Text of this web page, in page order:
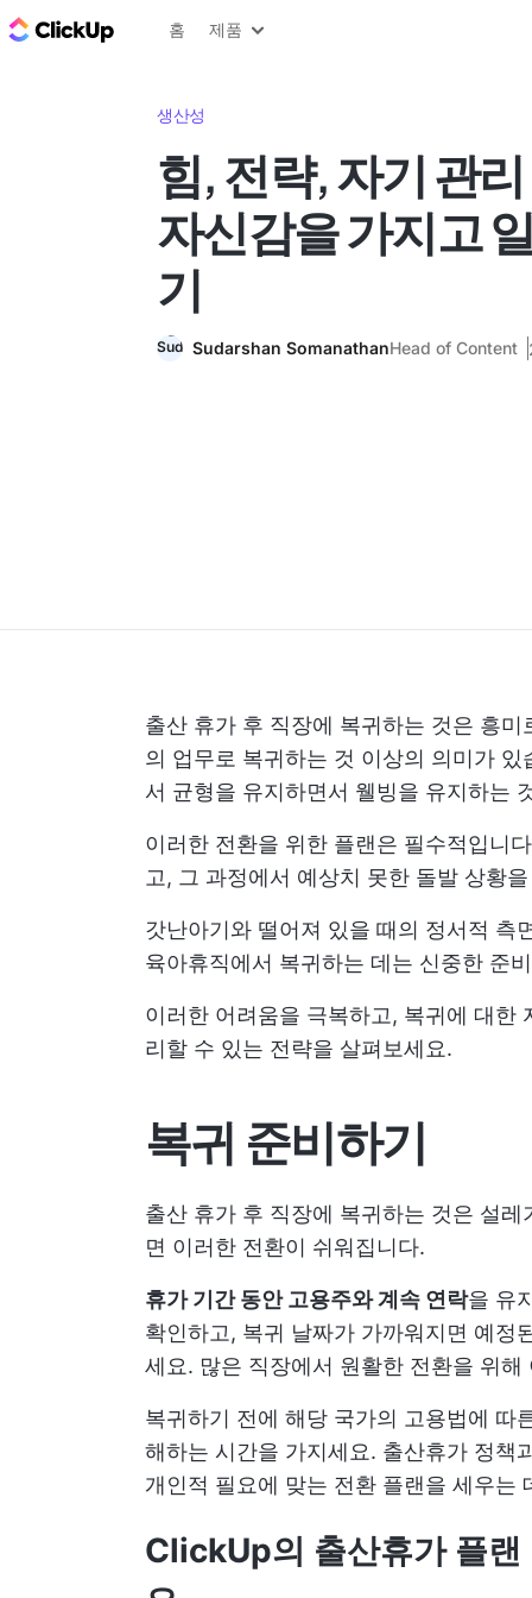
ClickUp 블로그
홈 제품
생산성
힘, 전략, 자기 관
자신감을 가지고
기
Sudarshan SomanathanHead of Content
출산 휴가 후 직장에 복귀하는 것은 흥
의 업무로 복귀하는 것 이상의 의미가
서 균형을 유지하면서 웰빙을 유지하는
이러한 전환을 위한 플랜은 필수적입니
고, 그 과정에서 예상치 못한 돌발 상황
갓난아기와 떨어져 있을 때의 정서적 측
육아휴직에서 복귀하는 데는 신중한 준
이러한 어려움을 극복하고, 복귀에 대한
리할 수 있는 전략을 살펴보세요.
복귀 준비하기
출산 휴가 후 직장에 복귀하는 것은 설
면 이러한 전환이 쉬워집니다.
휴가 기간 동안 고용주와 계속 연락을 유
확인하고, 복귀 날짜가 가까워지면 예정
세요. 많은 직장에서 원활한 전환을 위
복귀하기 전에 해당 국가의 고용법에 따
해하는 시간을 가지세요. 출산휴가 정책
개인적 필요에 맞는 전환 플랜을 세우는
ClickUp의 출산휴가 플랜